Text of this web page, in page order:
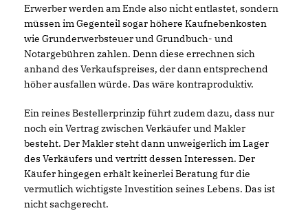
Erwerber werden am Ende also nicht entlastet, sondern
müssen im Gegenteil sogar höhere Kaufnebenkosten
wie Grunderwerbsteuer und Grundbuch- und
Notargebühren zahlen. Denn diese errechnen sich
anhand des Verkaufspreises, der dann entsprechend
höher ausfallen würde. Das wäre kontraproduktiv.
Ein reines Bestellerprinzip führt zudem dazu, dass nur
noch ein Vertrag zwischen Verkäufer und Makler
besteht. Der Makler steht dann unweigerlich im Lager
des Verkäufers und vertritt dessen Interessen. Der
Käufer hingegen erhält keinerlei Beratung für die
vermutlich wichtigste Investition seines Lebens. Das ist
nicht sachgerecht.